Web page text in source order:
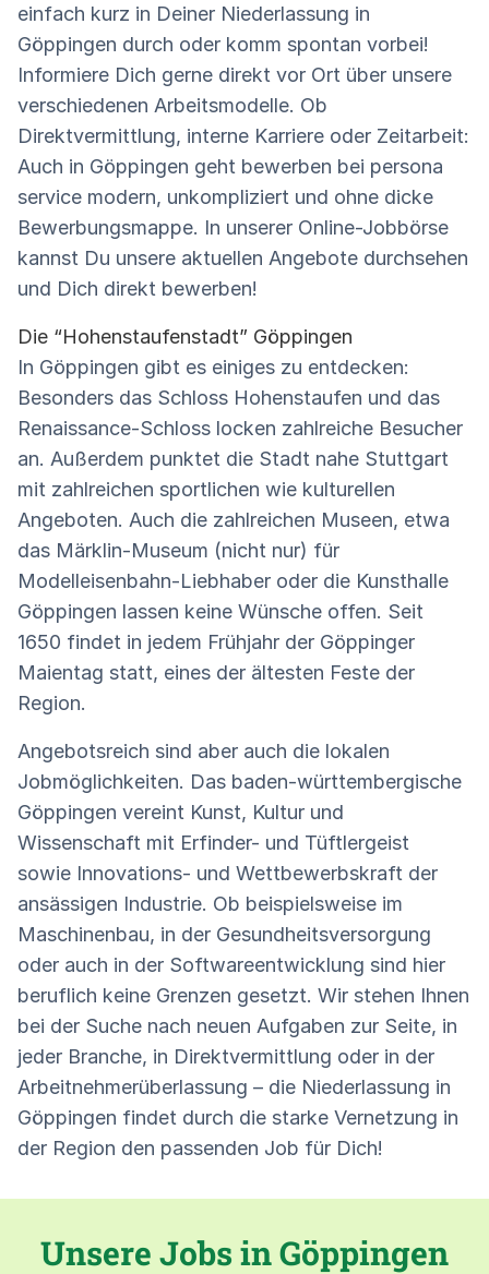
einfach kurz in Deiner Niederlassung in
Göppingen durch oder komm spontan vorbei!
Informiere Dich gerne direkt vor Ort über unsere
verschiedenen Arbeitsmodelle. Ob
Direktvermittlung, interne Karriere oder Zeitarbeit:
Auch in Göppingen geht bewerben bei persona
service modern, unkompliziert und ohne dicke
Bewerbungsmappe. In unserer Online-Jobbörse
kannst Du unsere aktuellen Angebote durchsehen
und Dich direkt bewerben!
Die “Hohenstaufenstadt” Göppingen
In Göppingen gibt es einiges zu entdecken:
Besonders das Schloss Hohenstaufen und das
Renaissance-Schloss locken zahlreiche Besucher
an. Außerdem punktet die Stadt nahe Stuttgart
mit zahlreichen sportlichen wie kulturellen
Angeboten. Auch die zahlreichen Museen, etwa
das Märklin-Museum (nicht nur) für
Modelleisenbahn-Liebhaber oder die Kunsthalle
Göppingen lassen keine Wünsche offen. Seit
1650 findet in jedem Frühjahr der Göppinger
Maientag statt, eines der ältesten Feste der
Region.
Angebotsreich sind aber auch die lokalen
Jobmöglichkeiten. Das baden-württembergische
Göppingen vereint Kunst, Kultur und
Wissenschaft mit Erfinder- und Tüftlergeist
sowie Innovations- und Wettbewerbskraft der
ansässigen Industrie. Ob beispielsweise im
Maschinenbau, in der Gesundheitsversorgung
oder auch in der Softwareentwicklung sind hier
beruflich keine Grenzen gesetzt. Wir stehen Ihnen
bei der Suche nach neuen Aufgaben zur Seite, in
jeder Branche, in Direktvermittlung oder in der
Arbeitnehmerüberlassung – die Niederlassung in
Göppingen findet durch die starke Vernetzung in
der Region den passenden Job für Dich!
Unsere Jobs in Göppingen